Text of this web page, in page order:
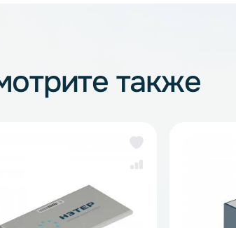
Li-Pol аккумуляторные ячейки
Смотрите также